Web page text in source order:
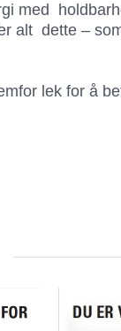
med
alt dette –
lek for å